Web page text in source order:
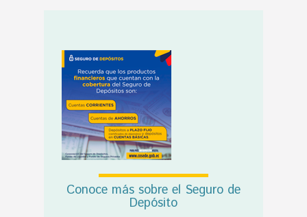
Conoce más sobre el Seguro de
Depósito